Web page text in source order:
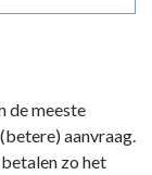
de meeste
aanvraag.
zo het